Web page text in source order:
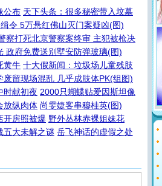
公布 天下头条：很多秘密带入坟墓
令 5万悬红佛山灭门案疑凶(图)
察打死北京警察案终审 主犯被枪决
政府免费送别墅安防弹玻璃(图)
黄牛 十大假新闻：垃圾场儿童残肢
废留现场混乱 几乎成肢体PK(组图)
时献初夜 2000只蝴蝶贴爱因斯坦像
放纵肉体 尚雯婕客串穆桂英(图)
开房照被爆 野外丛林赤裸姐妹花
五大未解之谜 岳飞神话的虚假之处